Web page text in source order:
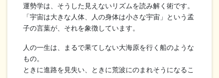
運勢学は、そうした見えないリズムを読み解く術です。
「宇宙は大きな人体、人の身体は小さな宇宙」という孟
子の言葉が、それを象徴しています。
人の一生は、まるで果てしない大海原を行く船のような
もの。
ときに進路を見失い、ときに荒波にのまれそうになるこ